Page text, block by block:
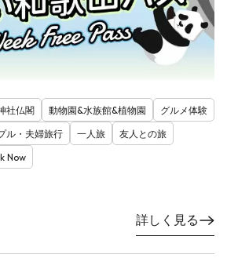
社仏閣 動物園&水族館&植物園
グルメ体験
ル・夫婦旅行 一人旅
友人との旅
Now
詳しく見る